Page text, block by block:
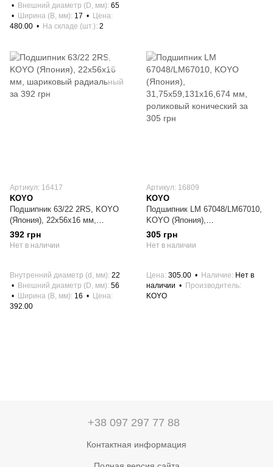
Внешний диаметр (D, мм) 65
Ширина (B, мм) 17
Цена
480.00
На складе (шт.) 2
Артикул: 16417
KOYO
Подшипник 63/22 2RS, KOYO
(Япония), 22х56х16 мм,
шариковый радиальный
392 грн
Нет в наличии
Внутренний диаметр (d, мм) 22
Внешний диаметр (D, мм) 56
Ширина (B, мм) 16
Цена
392.00
Артикул: 16809
KOYO
Подшипник LM 67048/LM67010,
KOYO (Япония),
31,75х59,131х16,674 мм,
роликовый конический
305 грн
Нет в наличии
Цена 305.00 Наличие Нет в
наличии
Производитель
KOYO
+38 097 297 77 88
Контактная информация